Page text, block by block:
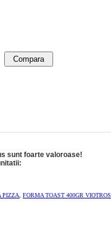
Compara
sunt foarte valoroase!
PIZZA FORMA TOAST 400GR VIOTROS